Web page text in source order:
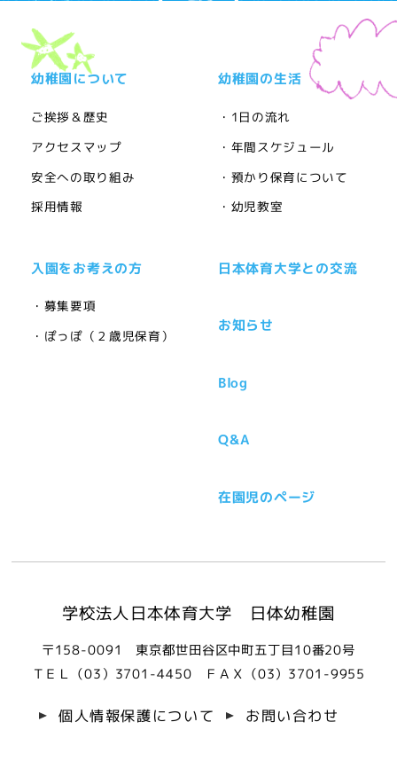
幼稚園について
ご挨拶＆歴史
アクセスマップ
安全への取り組み
採用情報
幼稚園の生活
・1日の流れ
・年間スケジュール
・預かり保育について
・幼児教室
入園をお考えの方
・募集要項
・ぽっぽ（２歳児保育）
日本体育大学との交流
お知らせ
Blog
Q&A
在園児のページ
学校法人日本体育大学 日体幼稚園
〒158-0091 東京都世田谷区中町五丁目10番20号
ＴＥＬ（03）3701-4450 ＦＡＸ（03）3701-9955
個人情報保護について お問い合わせ